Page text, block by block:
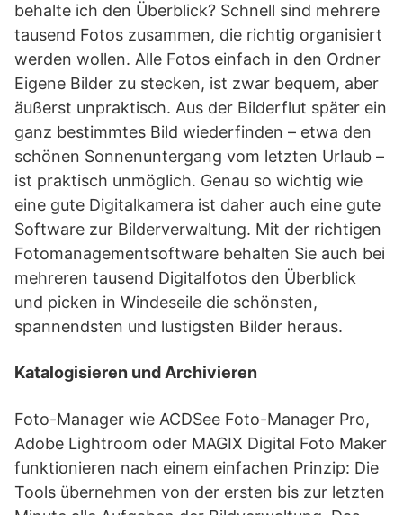
behalte ich den Überblick? Schnell sind mehrere
tausend Fotos zusammen, die richtig organisiert
werden wollen. Alle Fotos einfach in den Ordner
Eigene Bilder zu stecken, ist zwar bequem, aber
äußerst unpraktisch. Aus der Bilderflut später ein
ganz bestimmtes Bild wiederfinden – etwa den
schönen Sonnenuntergang vom letzten Urlaub –
ist praktisch unmöglich. Genau so wichtig wie
eine gute Digitalkamera ist daher auch eine gute
Software zur Bilderverwaltung. Mit der richtigen
Fotomanagementsoftware behalten Sie auch bei
mehreren tausend Digitalfotos den Überblick
und picken in Windeseile die schönsten,
spannendsten und lustigsten Bilder heraus.
Katalogisieren und Archivieren
Foto-Manager wie ACDSee Foto-Manager Pro,
Adobe Lightroom oder MAGIX Digital Foto Maker
funktionieren nach einem einfachen Prinzip: Die
Tools übernehmen von der ersten bis zur letzten